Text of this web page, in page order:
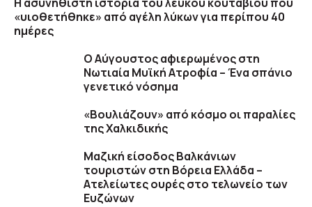
«υιοθετήθηκε» από αγέλη λύκων για περίπου 40
ημέρες
Ο Αύγουστος αφιερωμένος στη
Νωτιαία Μυϊκή Ατροφία – Ένα σπάνιο
γενετικό νόσημα
«Βουλιάζουν» από κόσμο οι παραλίες
της Χαλκιδικής
Μαζική είσοδος Βαλκάνιων
τουριστών στη Βόρεια Ελλάδα –
Ατελείωτες ουρές στο τελωνείο των
Ευζώνων